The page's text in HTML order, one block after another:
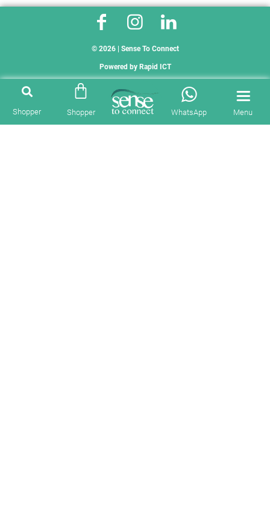
© 2026 | Sense To Connect
Powered by Rapid ICT
Shopper Shopper WhatsApp Menu